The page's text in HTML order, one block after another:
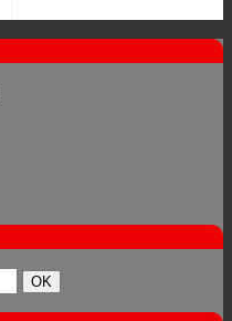
Suchen
OK